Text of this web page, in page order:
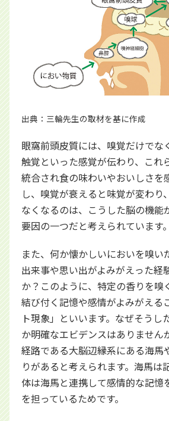
出典：三輪先生の取材を基に作成
眼窩前頭皮質には、嗅覚だけでな
触覚といった感覚が伝わり、これ
統合され食の味わいやおいしさを
し、嗅覚が衰えると味覚が変わり
なくなるのは、こうした脳の機能
要因の一つだと考えられています。
また、何か懐かしいにおいを嗅い
出来事や思い出がよみがえった経
か？このように、特定の香りを嗅
結び付く記憶や感情がよみがえる
ト現象」といいます。なぜそうし
か明確なエビデンスはありません
経路である大脳辺縁系にある海馬
りがあると考えられます。海馬は
体は海馬と連携して感情的な記憶
を担っているためです。